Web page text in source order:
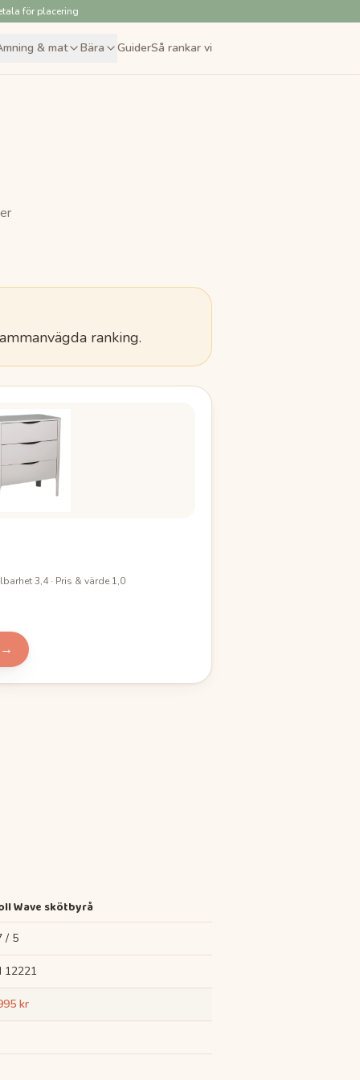
för placering
& mat Bära GuiderSå rankar vi
ranking.
3,4 · Pris & värde 1,0
Wave skötbyrå
/ 5
12221
kr